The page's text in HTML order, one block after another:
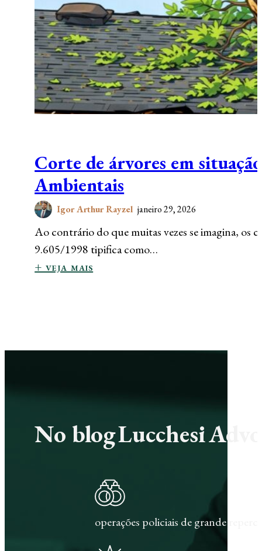
Corte de árvores em
Ambientais
Igor Arthur Rayzel janeiro 29, 2026
Ao contrário do que muitas vezes se imagina, os
9.605/1998 tipifica como…
+ veja mais
No blog Lucchesi
operações policiais de grande